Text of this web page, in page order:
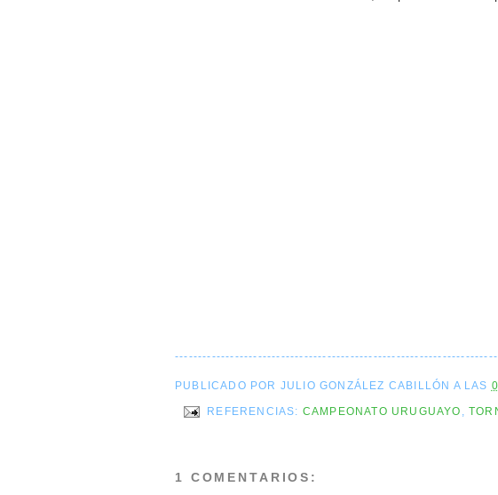
PUBLICADO POR JULIO GONZÁLEZ CABILLÓN A LAS
REFERENCIAS: CAMPEONATO URUGUAYO ,
1 COMENTARIOS: